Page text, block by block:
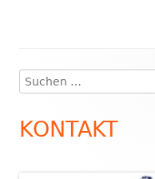
Haupt-
Seitenleiste
Suchen
nach:
KONTAKT